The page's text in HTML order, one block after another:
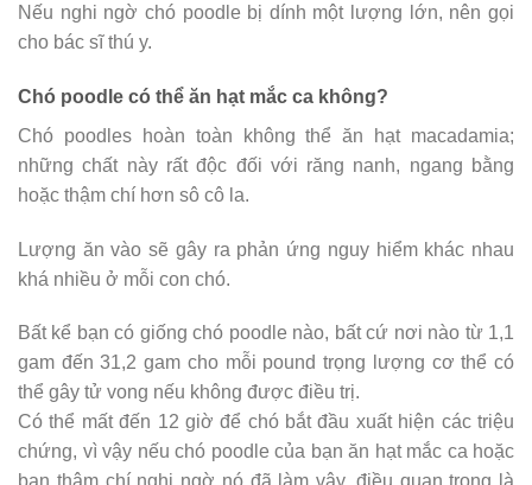
Nếu nghi ngờ chó poodle bị dính một lượng lớn, nên gọi
cho bác sĩ thú y.
Chó poodle có thể ăn hạt mắc ca không?
Chó poodles hoàn toàn không thể ăn hạt macadamia;
những chất này rất độc đối với răng nanh, ngang bằng
hoặc thậm chí hơn sô cô la.
Lượng ăn vào sẽ gây ra phản ứng nguy hiểm khác nhau
khá nhiều ở mỗi con chó.
Bất kể bạn có giống chó poodle nào, bất cứ nơi nào từ 1,1
gam đến 31,2 gam cho mỗi pound trọng lượng cơ thể có
thể gây tử vong nếu không được điều trị.
Có thể mất đến 12 giờ để chó bắt đầu xuất hiện các triệu
chứng, vì vậy nếu chó poodle của bạn ăn hạt mắc ca hoặc